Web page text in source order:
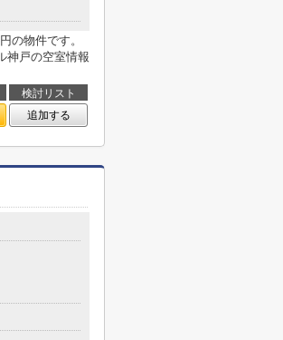
の物件です。
神戸の空室情報
検討リスト
追加する